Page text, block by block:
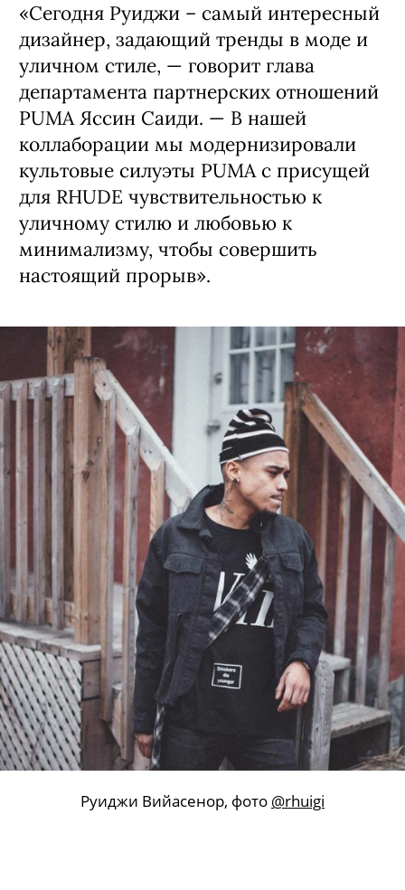
«Сегодня Руиджи – самый интересный
дизайнер, задающий тренды в моде и
уличном стиле, ­— говорит глава
департамента партнерских отношений
PUMA Яссин Саиди. ­— В нашей
коллаборации мы модернизировали
культовые силуэты PUMA с присущей
для RHUDE чувствительностью к
уличному стилю и любовью к
минимализму, чтобы совершить
настоящий прорыв».
Руиджи Вийасенор, фото @rhuigi